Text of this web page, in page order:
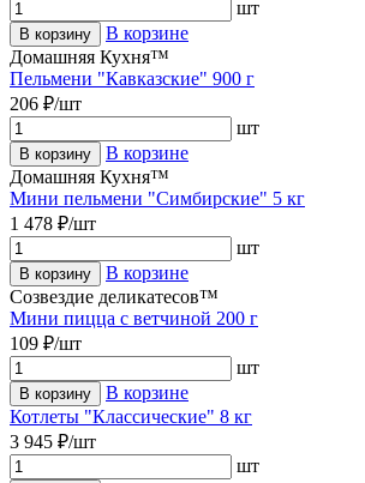
шт
В корзину
В корзине
Домашняя Кухня™
Пельмени "Кавказские" 900 г
206 ₽/шт
шт
В корзину
В корзине
Домашняя Кухня™
Мини пельмени "Симбирские" 5 кг
1 478 ₽/шт
шт
В корзину
В корзине
Созвездие деликатесов™
Мини пицца с ветчиной 200 г
109 ₽/шт
шт
В корзину
В корзине
Котлеты "Классические" 8 кг
3 945 ₽/шт
шт